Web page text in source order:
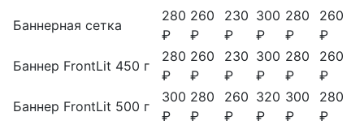
Баннерная сетка
280
₽
260
₽
230
₽
300
₽
280
₽
260
₽
Баннер FrontLit 450 г
280
₽
260
₽
230
₽
300
₽
280
₽
260
₽
Баннер FrontLit 500 г
300
₽
280
₽
260
₽
320
₽
300
₽
280
₽